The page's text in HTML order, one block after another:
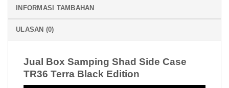
INFORMASI TAMBAHAN
ULASAN (0)
Jual Box Samping Shad Side Case
TR36 Terra Black Edition